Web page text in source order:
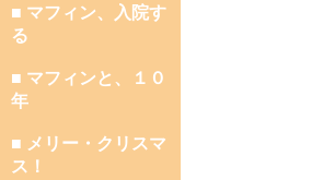
■ マフィン、入院す
る
■ マフィンと、１０
年
■ メリー・クリスマ
ス！